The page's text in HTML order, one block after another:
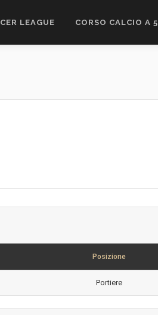
LEAGUE CORSO CALCIO A 5
Posizione
Portiere